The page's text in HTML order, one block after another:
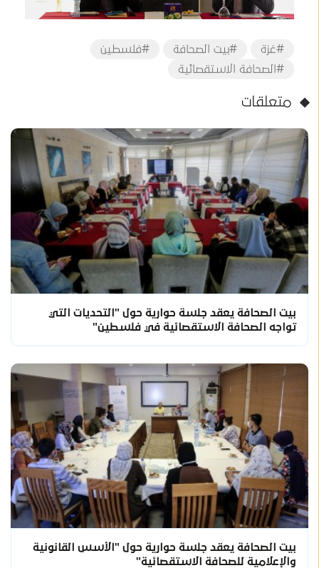
#غزة #بيت الصحافة
#فلسطين
#الصحافة الاستقصائية
متعلقات
بيت الصحافة يعقد جلسة حوارية حول "التحديات التي
تواجه الصحافة الاستقصائية في فلسطين"
بيت الصحافة يعقد جلسة حوارية حول "الأسس القانونية
والإعلامية للصحافة الاستقصائية"